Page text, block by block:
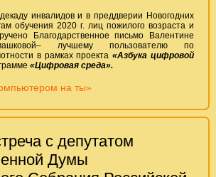
инвалидов и в преддверии Новогодних
обучения 2020 г. лиц пожилого возраста и
Благодарственное письмо Валентине
лучшему пользователю по
в рамках проекта«Азбука цифровой
«Цифровая среда».
на ты»
с депутатом
Думы